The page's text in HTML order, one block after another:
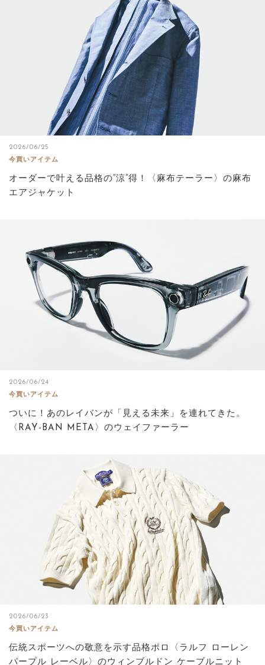
2026/06/25
今買いアイテム
オーダーで叶える品格の”涼”得！〈麻布テーラー〉の麻布
エアジャケット
2026/06/24
今買いアイテム
ついに！あのレイバンが「見える未来」を連れてきた。
〈RAY-BAN META〉のウェイファーラー
2026/06/23
今買いアイテム
伝統スポーツへの敬意を示す品格ポロ〈ラルフ ローレン
パープル レーベル〉のウィンブルドン ケーブルニット